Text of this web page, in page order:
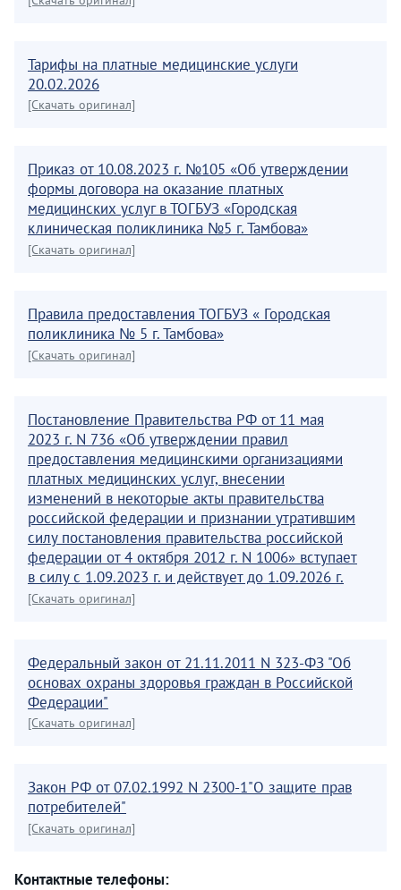
Тарифы на платные медицинские услуги
20.02.2026
[Скачать оригинал]
Приказ от 10.08.2023 г. №105 «Об утверждении
формы договора на оказание платных
медицинских услуг в ТОГБУЗ «Городская
клиническая поликлиника №5 г. Тамбова»
[Скачать оригинал]
Правила предоставления ТОГБУЗ « Городская
поликлиника № 5 г. Тамбова»
[Скачать оригинал]
Постановление Правительства РФ от 11 мая
2023 г. N 736 «Об утверждении правил
предоставления медицинскими организациями
платных медицинских услуг, внесении
изменений в некоторые акты правительства
российской федерации и признании утратившим
силу постановления правительства российской
федерации от 4 октября 2012 г. N 1006» вступает
в силу с 1.09.2023 г. и действует до 1.09.2026 г.
[Скачать оригинал]
Федеральный закон от 21.11.2011 N 323-ФЗ "Об
основах охраны здоровья граждан в Российской
Федерации"
[Скачать оригинал]
Закон РФ от 07.02.1992 N 2300-1"О защите прав
потребителей"
[Скачать оригинал]
Контактные телефоны: